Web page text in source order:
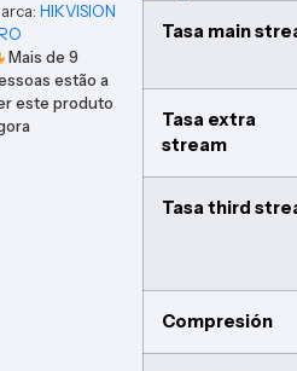
HIKVISION
Mais de9
estão a
este produto
Tasa main
Tasa extra
stream
Tasa third
Compresión